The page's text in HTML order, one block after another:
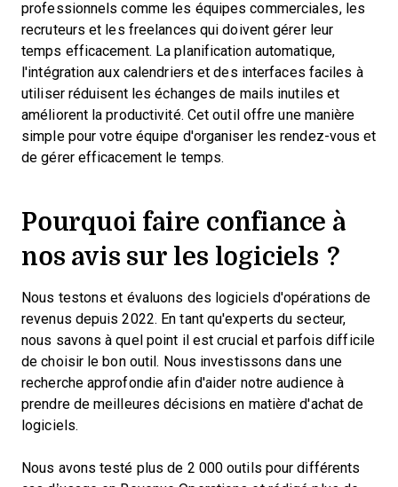
professionnels comme les équipes commerciales, les
recruteurs et les freelances qui doivent gérer leur
temps efficacement. La planification automatique,
l'intégration aux calendriers et des interfaces faciles à
utiliser réduisent les échanges de mails inutiles et
améliorent la productivité. Cet outil offre une manière
simple pour votre équipe d'organiser les rendez-vous et
de gérer efficacement le temps.
Pourquoi faire confiance à
nos avis sur les logiciels ?
Nous testons et évaluons des logiciels d'opérations de
revenus depuis 2022. En tant qu'experts du secteur,
nous savons à quel point il est crucial et parfois difficile
de choisir le bon outil. Nous investissons dans une
recherche approfondie afin d'aider notre audience à
prendre de meilleures décisions en matière d'achat de
logiciels.
Nous avons testé plus de 2 000 outils pour différents